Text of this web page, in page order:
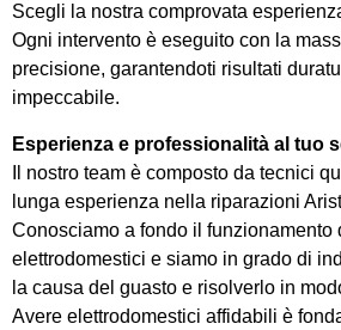
Scegli la nostra comprovata
Ogni intervento è eseguito con la
precisione, garantendoti risultati
impeccabile.
Esperienza e professionalità al tuo
Il nostro team è composto da tecnici
lunga esperienza nella riparazioni
Conosciamo a fondo il funzionamento
elettrodomestici e siamo in grado di
la causa del guasto e risolverlo in
Avere elettrodomestici affidabili è